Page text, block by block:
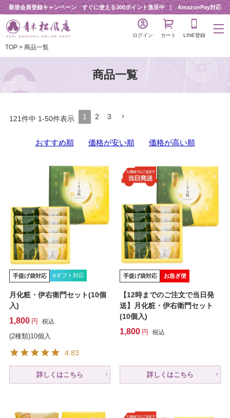
新規会員登録キャンペーン すぐに使える300ポイント進呈中 AmazonPay対応
ログイン カート LINE登録
TOP 商品一覧
商品一覧
おすすめ順 価格が安い順 価格が高い順
121件中 1-50件表示 1 2 3
手提げ袋対応 eギフト対応
月化粧・伊右衛門セット(10個
入)
1,800 税込
(2種類)10個入
4.83
詳しくはこちら
手提げ袋対応 お急ぎ便
【12時までのご注文で当日発
送】月化粧・伊右衛門セット
(10個入)
1,800 税込
詳しくはこちら